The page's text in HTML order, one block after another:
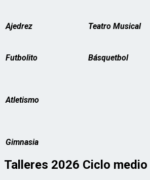
Ajedrez Teatro Musical
Futbolito Básquetbol
Atletismo
Gimnasia
Talleres 2026 Ciclo medio